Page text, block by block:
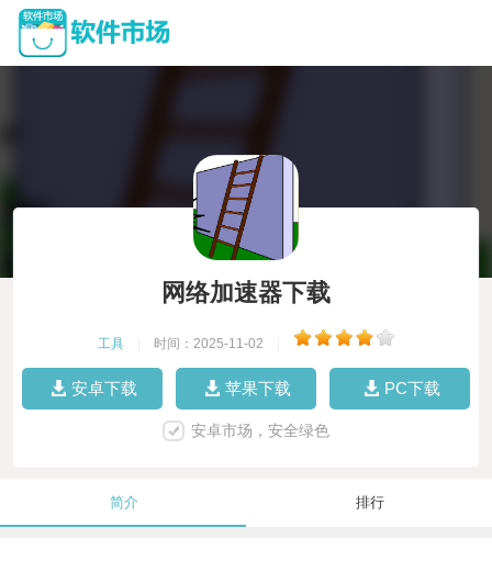
网络加速器下载
工具 时间：2025-11-02
安卓下载 苹果下载 PC下载
安卓市场，安全绿色
简介 排行